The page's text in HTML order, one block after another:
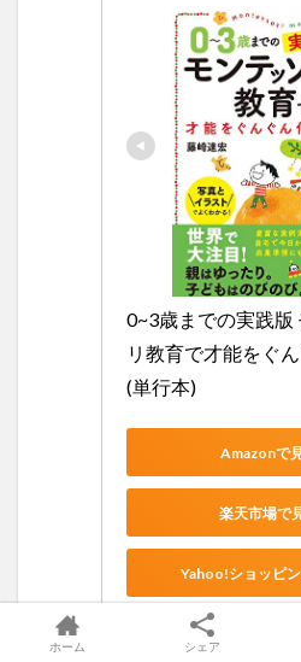
0~3歳までの実践版
リ教育で才能をぐ
(単行本)
Amazonで
楽天市場で
Yahoo!ショッピ
ホーム シェア